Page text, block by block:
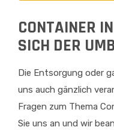
CONTAINER
SICH DER
Die Entsorgung oder
uns auch gänzlich
Fragen zum Thema
Sie uns an und wir